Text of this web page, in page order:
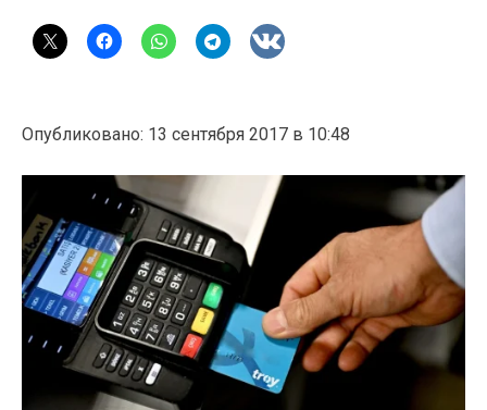
Опубликовано: 13 сентября 2017 в 10:48